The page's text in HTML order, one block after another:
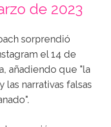
de 2023
sorprendió
el 14 de
añadiendo que "la
las narrativas falsas